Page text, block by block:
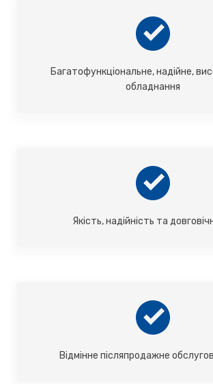
Багатофункціональне, надійне,
обладнання
Якість, надійність та
Відмінне післяпродажне